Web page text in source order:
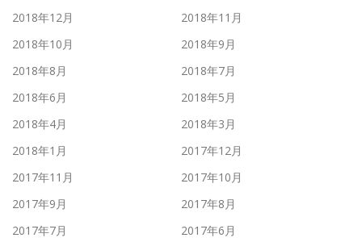
2018年12月
2018年11月
2018年10月
2018年9月
2018年8月
2018年7月
2018年6月
2018年5月
2018年4月
2018年3月
2018年1月
2017年12月
2017年11月
2017年10月
2017年9月
2017年8月
2017年7月
2017年6月